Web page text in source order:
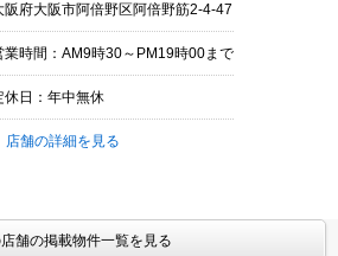
阪府大阪市阿倍野区阿倍野筋2-4-47
業時間：AM9時30～PM19時00まで
休日：年中無休
店舗の詳細を見る
店舗の掲載物件一覧を見る